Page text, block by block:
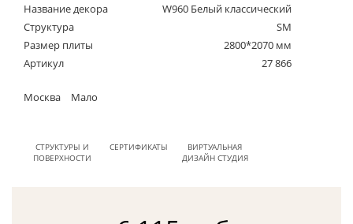
Название декора
W960 Белый классический
Структура
SM
Размер плиты
2800*2070 мм
Артикул
27 866
Москва Мало
СТРУКТУРЫ И
ПОВЕРХНОСТИ
СЕРТИФИКАТЫ
ВИРТУАЛЬНАЯ
ДИЗАЙН СТУДИЯ